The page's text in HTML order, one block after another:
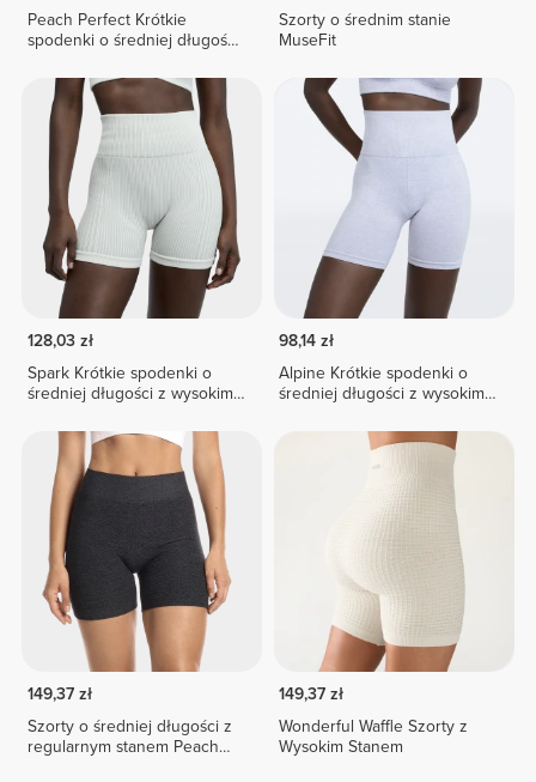
Peach Perfect Krótkie
spodenki o średniej długości
Szorty o średnim stanie
MuseFit
128,03 zł
Spark Krótkie spodenki o
średniej długości z wysokim
98,14 zł
Alpine Krótkie spodenki o
średniej długości z wysokim
149,37 zł
Szorty o średniej długości z
regularnym stanem Peach
149,37 zł
Wonderful Waffle Szorty z
Wysokim Stanem